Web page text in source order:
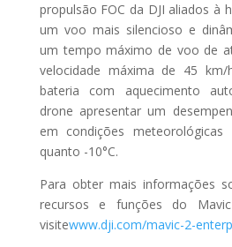
propulsão FOC da DJI aliados à
um voo mais silencioso e
um tempo máximo de voo de
velocidade máxima de 45
bateria com aquecimento
drone apresentar um
em condições meteorológicas
quanto -10°C.
Para obter mais informações
recursos e funções do
visitewww.dji.com/mavic-2-